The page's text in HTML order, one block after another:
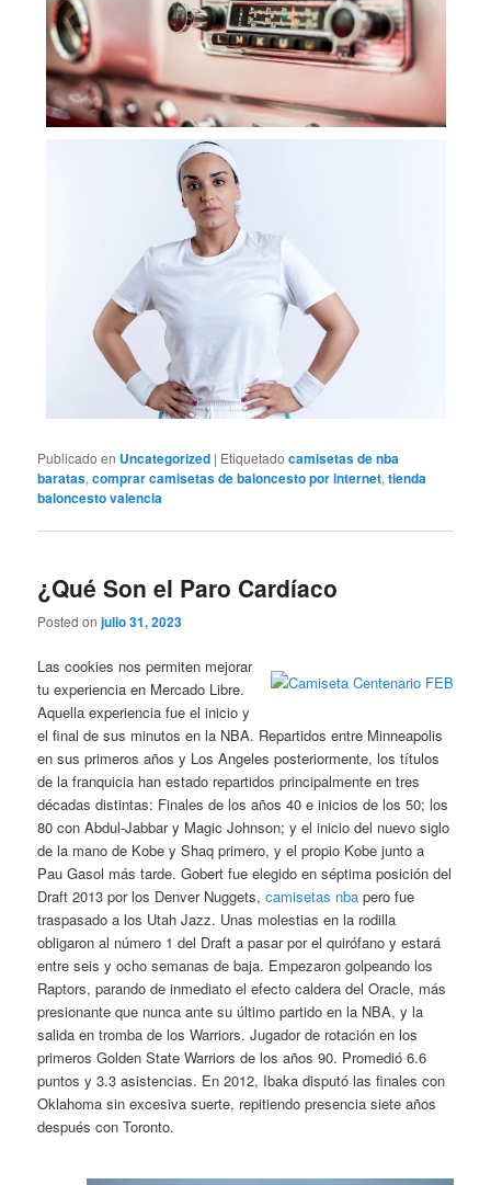
Publicado en Uncategorized | Etiquetado camisetas de nba
baratas,comprar camisetas de baloncesto por internet,tienda
baloncesto valencia
¿Qué Son el Paro Cardíaco
Posted onjulio 31, 2023
Las cookies nos permiten mejorar
tu experiencia en Mercado Libre.
Aquella experiencia fue el inicio y
el final de sus minutos en la NBA. Repartidos entre Minneapolis
en sus primeros años y Los Angeles posteriormente, los títulos
de la franquicia han estado repartidos principalmente en tres
décadas distintas: Finales de los años 40 e inicios de los 50; los
80 con Abdul-Jabbar y Magic Johnson; y el inicio del nuevo siglo
de la mano de Kobe y Shaq primero, y el propio Kobe junto a
Pau Gasol más tarde. Gobert fue elegido en séptima posición del
Draft 2013 por los Denver Nuggets,camisetas nba pero fue
traspasado a los Utah Jazz. Unas molestias en la rodilla
obligaron al número 1 del Draft a pasar por el quirófano y estará
entre seis y ocho semanas de baja. Empezaron golpeando los
Raptors, parando de inmediato el efecto caldera del Oracle, más
presionante que nunca ante su último partido en la NBA, y la
salida en tromba de los Warriors. Jugador de rotación en los
primeros Golden State Warriors de los años 90. Promedió 6.6
puntos y 3.3 asistencias. En 2012, Ibaka disputó las finales con
Oklahoma sin excesiva suerte, repitiendo presencia siete años
después con Toronto.